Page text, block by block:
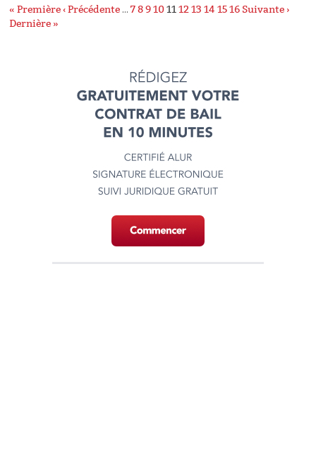
« Première ‹ Précédente … 7 8 9 10 1112 13 14 15 16 Suivante ›
Dernière »